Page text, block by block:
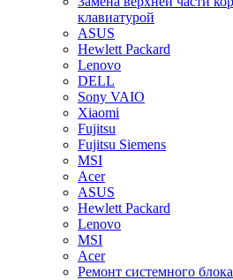
клавиатурой
ASUS
Hewlett Packard
Lenovo
DELL
Sony VAIO
Xiaomi
Fujitsu
Fujitsu Siemens
MSI
Acer
ASUS
Hewlett Packard
Lenovo
MSI
Acer
Ремонт системного